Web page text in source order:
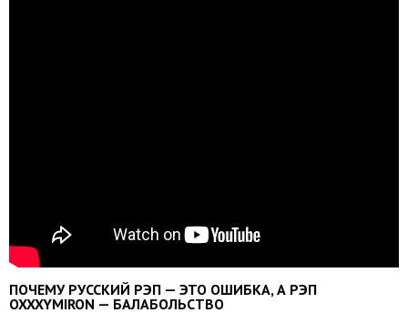
ПОЧЕМУ РУССКИЙ РЭП — ЭТО ОШИБКА, А РЭП
OXXXYMIRON — БАЛАБОЛЬСТВО